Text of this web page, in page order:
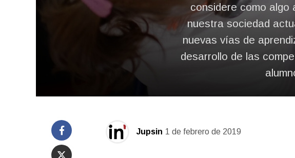
considere como algo
nuestra sociedad
nuevas vías de
desarrollo de las
Jupsin 1 de febrero de 2019